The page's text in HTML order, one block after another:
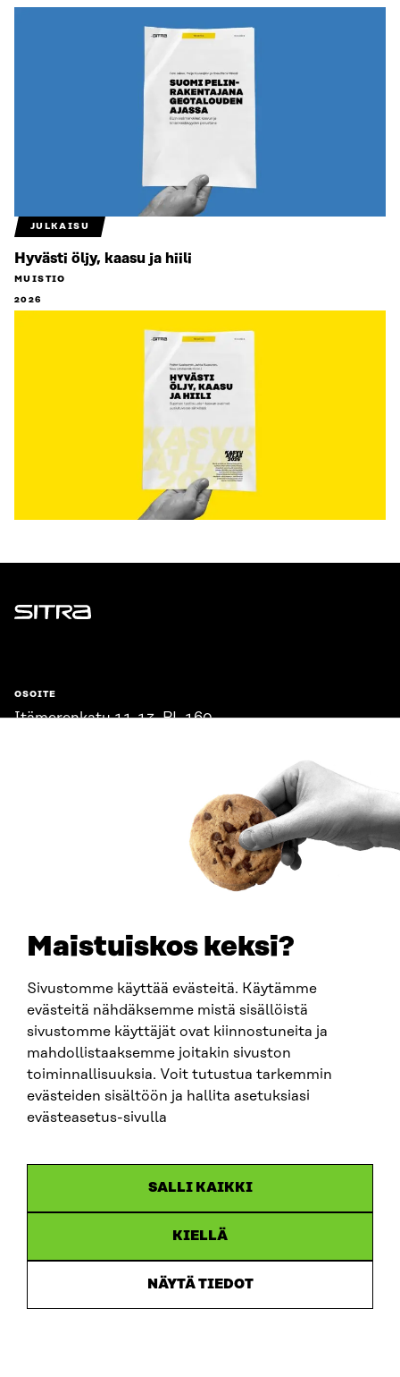
Maistuiskos keksi?
Sivustomme käyttää evästeitä. Käytämme
evästeitä nähdäksemme mistä sisällöistä
sivustomme käyttäjät ovat kiinnostuneita ja
mahdollistaaksemme joitakin sivuston
toiminnallisuuksia. Voit tutustua tarkemmin
evästeiden sisältöön ja hallita asetuksiasi
evästeasetus-sivulla
SALLI KAIKKI
KIELLÄ
NÄYTÄ TIEDOT
JULKAISU
Hyvästi öljy, kaasu ja hiili
MUISTIO
2026
Sitra
OSOITE
Itämerenkatu 11-13, PL 160,
SITRA SOSIAALISESSA MEDIASSA
LinkedIn
Instagram
YouTube
Saavutettavuusseloste
Asiakirjajulkisuus